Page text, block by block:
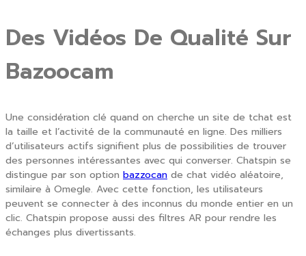
Des Vidéos De Qualité Sur
Bazoocam
Une considération clé quand on cherche un site de tchat est
la taille et l’activité de la communauté en ligne. Des milliers
d’utilisateurs actifs signifient plus de possibilities de trouver
des personnes intéressantes avec qui converser. Chatspin se
distingue par son option bazzocan de chat vidéo aléatoire,
similaire à Omegle. Avec cette fonction, les utilisateurs
peuvent se connecter à des inconnus du monde entier en un
clic. Chatspin propose aussi des filtres AR pour rendre les
échanges plus divertissants.